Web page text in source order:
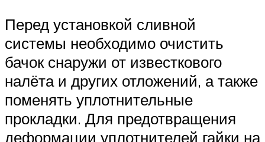
Перед установкой сливной
системы необходимо очистить
бачок снаружи от известкового
налёта и других отложений, а также
поменять уплотнительные
прокладки. Для предотвращения
деформации уплотнителей гайки на